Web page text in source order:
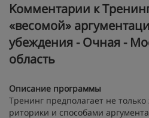
Kомментарии к
«весомой»
убеждения - Очная -
область
Описание программы
Тренинг предполагает не
риторики и способами